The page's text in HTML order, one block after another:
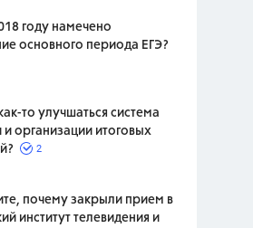
году намечено
основного периода ЕГЭ?
то улучшаться система
и организации итоговых
2
почему закрыли прием в
институт телевидения и